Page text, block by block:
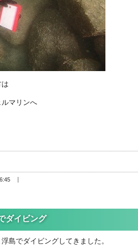
マリンへ
イビング
島でダイビングしてきました。